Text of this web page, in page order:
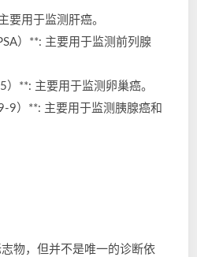
要用于监测肝癌。
）**: 主要用于监测前列腺
**: 主要用于监测卵巢癌。
9）**: 主要用于监测胰腺癌和
物，但并不是唯一的诊断依